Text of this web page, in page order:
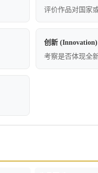
评价作品对国家
创新 (Innovation)
考察是否体现全